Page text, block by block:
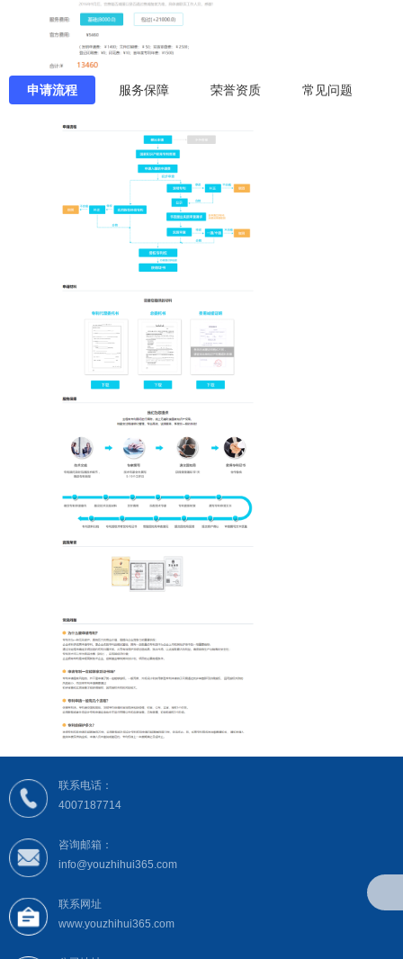
申请流程 服务保障 荣誉资质 常见问题
联系电话：
4007187714
咨询邮箱：
info@youzhihui365.com
联系网址
www.youzhihui365.com